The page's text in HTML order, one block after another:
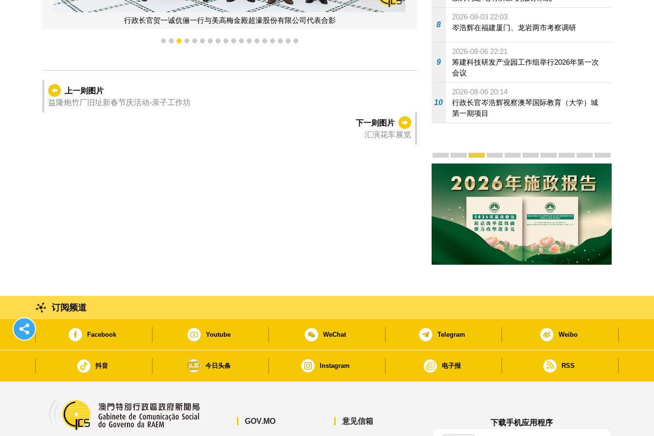
行政长官贺一诚伉俪一行与美高梅金殿超濠股份有限公司代表合影
1 2 3 4 5 6 7 8 9 101112131415161718
上一则图片
益隆炮竹厂旧址新春节庆活动-亲子工作坊
下一则图片
汇演花车展览
8
2026-08-03 22:03
岑浩辉在福建厦门、龙岩两市考察调研
9
2026-08-06 22:21
筹建科技研发产业园工作组举行2026年第一次
会议
10
2026-08-06 20:14
行政长官岑浩辉视察澳琴国际教育（大学）城
第一期项目
宣传及推广
赓续中葡传统友谊 续写“一国两制”新篇章 — 澳门“一国
澳门名片集
行政长官岑浩辉11月18日发表2026年施政报
施政特写澳门特别行政区经济和社会发展第
横琴粤澳深度合作区专题网站
施政小讲堂
走进澳门澳门相簿2020
《澳门微视
订阅频道
Facebook Youtube WeChat Telegram Weibo
抖音 今日头条 Instagram 电子报 RSS
GOV.MO 意见信箱
下载手机应用程序